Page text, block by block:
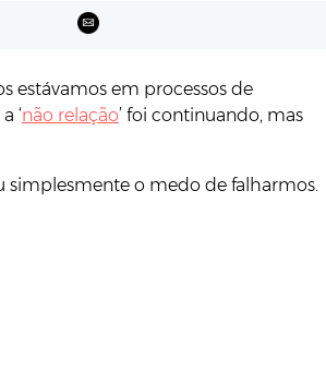
estávamos em processos de
‘não relação’ foi continuando, mas
simplesmente o medo de falharmos.